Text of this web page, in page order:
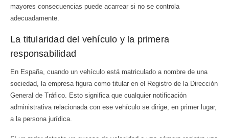
mayores consecuencias puede acarrear si no se controla
adecuadamente.
La titularidad del vehículo y la primera
responsabilidad
En España, cuando un vehículo está matriculado a nombre de una
sociedad, la empresa figura como titular en el Registro de la Dirección
General de Tráfico. Esto significa que cualquier notificación
administrativa relacionada con ese vehículo se dirige, en primer lugar,
a la persona jurídica.